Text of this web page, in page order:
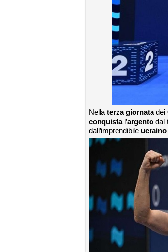
Nella terza giornatadei
conquistal’argento dal
dall’imprendibile